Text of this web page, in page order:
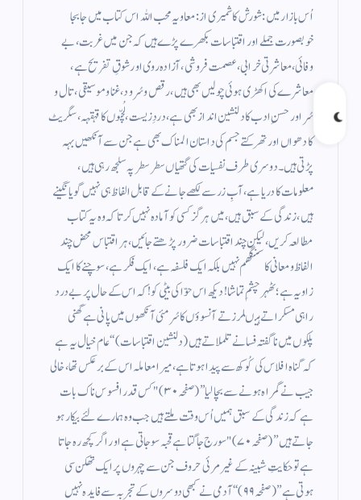
اُس بازار میں : شورش کاشمیری از : معاویہ محب اللہ اس کتاب میں جابجا
خوبصورت جملے اور اقتباسات بکھرے پڑے ہیں کہ جن میں غربت، بے
وفائی، معاشرتی خرابی، عصمت فروشی، آزادہ روی اور شوقِ تفریح ہے،
معاشرے کی اکھڑی ہوئی چولیں بھی ہیں، رقص و سُرود، غنا و موسیقی، تال و
سُر اور حسنِ ادب کا دلنشین انداز بھی ہے، دردِ زیست، لُچّوں کا قہقہہ، سگریٹ
کا دھواں اور تھرکتے جسم کی داستان المناک بھی ہے جن سے آنکھیں بہہ
پڑتی ہیں۔دوسری طرف نفسیات کی گتھیاں سطر سطر پہ سلجھ رہی ہیں،
معلومات کا دریا ہے، آبِ زر سے لکھے جانے کے قابل الفاظ ہی نہیں گویا نگینے
ہیں، زندگی کے سبق ہیں، میں ہرگز کسی کو آمادہ نہیں کرتا کہ وہ یہ کتاب
مطالعہ کریں، لیکن چند اقتباسات ضرور پڑھتے جائیں، ہر اقتباس محض چند
الفاظ و معانی کا سنگھم نہیں بلکہ ایک فلسفہ ہے، ایک فکر ہے، سوچنے کا ایک
زاویہ ہے ؛ٹھہر چشمِ تماشا! دیکھ اس حوّا کی بیٹی کو!کہ اس کے حال پر بے درد
راہی مسکراتے ہیںلرزتے آنسوؤں کا سُرمئی آنکھوں میں پانی ہےگھنی
پلکوں میں ناگفتہ فسانے تلملاتے ہیں(دلنشین اقتباسات)‘‘عام خیال یہ ہے
کہ گناہ افلاس کی کُوکھ سے پیدا ہوتا ہے، میرا معاملہ اس کے برعکس تھا، خالی
جیب نے گمراہ ہونے سے بچا لیا’’ (صفحہ ۳۰)"کس قدر افسوس ناک بات
ہے کہ زندگی کے سبق ہمیں اُس وقت ملتے ہیں جب وہ ہمارے لئے بیکار ہو
جاتے ہیں” (صفحہ ۷۰)"سورج جاگتا ہے قحبہ سو جاتی ہے اور اگر کچھ رہ جاتا
ہے تو حکایتِ شبینہ کے غیر مرئی حروف جن سے چہروں پر ایک تھکن سی
ہوتی ہے”(صفحہ ۹۹)‘‘ آدمی نے کبھی دوسروں کے تجربہ سے فایدہ نہیں